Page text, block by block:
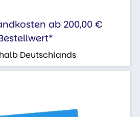
ab 200,00 €
Deutschlands